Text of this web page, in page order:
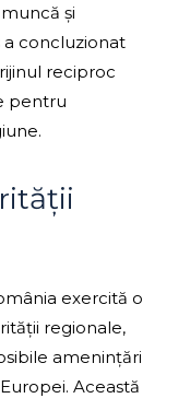
și
a concluzionat
reciproc
pentru
exercită o
regionale,
amenințări
Această